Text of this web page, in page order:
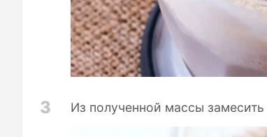
3 Из полученной массы замесить